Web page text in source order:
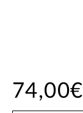
74,00€